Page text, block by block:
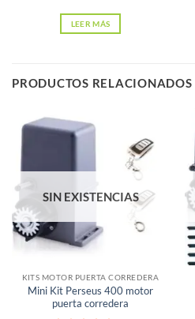
era:
18,95 €.
es:
LEER MÁS
PRODUCTOS RELACIONADOS
SIN EXISTENCIAS
KITS MOTOR PUERTA CORREDERA
Mini Kit Perseus 400 motor
puerta corredera